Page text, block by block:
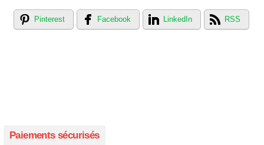
Pinterest Facebook LinkedIn RSS
Paiements sécurisés